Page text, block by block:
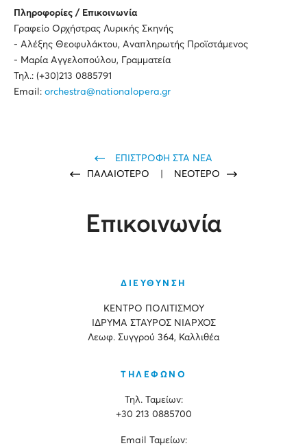
Πληροφορίες / Επικοινωνία
Γραφείο Ορχήστρας Λυρικής Σκηνής
- Αλέξης Θεοφυλάκτου, Αναπληρωτής Προϊστάμενος
- Μαρία Αγγελοπούλου, Γραμματεία
Τηλ.: (+30)213 0885791
Email: orchestra@nationalopera.gr
ΕΠΙΣΤΡΟΦΗ ΣΤΑ ΝΕΑ
ΠΑΛΑΙΟΤΕΡΟ
ΝΕΟΤΕΡΟ
Επικοινωνία
ΔΙΕΥΘΥΝΣΗ
ΚΕΝΤΡΟ ΠΟΛΙΤΙΣΜΟΥ
ΙΔΡΥΜΑ ΣΤΑΥΡΟΣ ΝΙΑΡΧΟΣ
Λεωφ. Συγγρού 364, Καλλιθέα
ΤΗΛΕΦΩΝΟ
Τηλ. Ταμείων:
+30 213 0885700
Εmail Ταμείων: